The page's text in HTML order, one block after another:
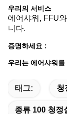
우리의 서비스
에어샤워, FFU
니다.
증명하세요 :
우리는 에어샤워
태그: 청
종류 100 청정